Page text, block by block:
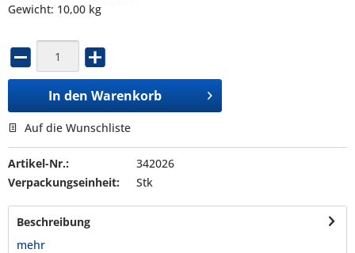
Gewicht: 10,00 kg
In den Warenkorb
Auf die Wunschliste
Artikel-Nr.:
342026
Verpackungseinheit:
Stk
Beschreibung
mehr